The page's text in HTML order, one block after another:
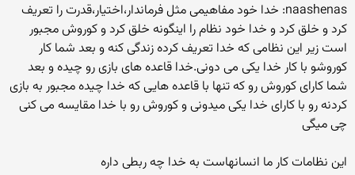
naashenas: خدا خود مفاهیمی مثل فرماندار،اختیار،قدرت را تعریف
کرد و خلق کرد و خدا خود نظام را اینگونه خلق کرد و کوروش مجبور
است زیر این نظامی که خدا تعریف کرده زندگی کنه و بعد شما کار
کوروشو با کار خدا یکی می دونی.خدا قاعده های بازی رو چیده و بعد
شما کارای کوروش رو که تنها با قاعده هایی که خدا چیده مجبور به بازی
کردنه رو با کارای خدا یکی میدونی و کوروش رو با خدا مقایسه می کنی
چی میگی
این نظامات کار ما انسانهاست به خدا چه ربطی داره